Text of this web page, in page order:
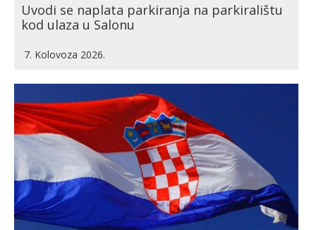
Uvodi se naplata parkiranja na parkiralištu
kod ulaza u Salonu
7. Kolovoza 2026.